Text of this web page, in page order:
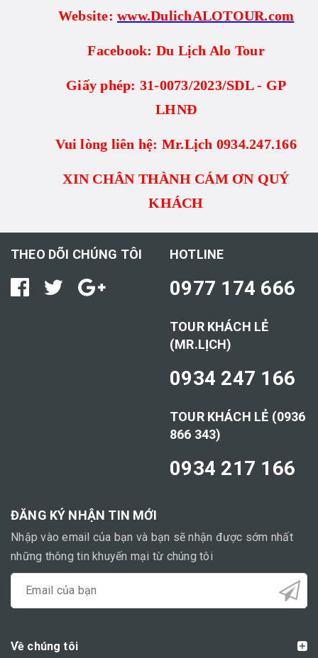
Website: www.DulichALOTOUR.com
Facebook: Du Lịch Alo Tour
Giấy phép: 31-0073/2023/SDL - GP
LHNĐ
Vui lòng liên hệ: Mr.Lịch 0934.247.166
XIN CHÂN THÀNH CÁM ƠN QUÝ
KHÁCH
THEO DÕI CHÚNG TÔI HOTLINE
0977 174 666
TOUR KHÁCH LẺ
(MR.LỊCH)
0934 247 166
TOUR KHÁCH LẺ (0936
866 343)
0934 217 166
ĐĂNG KÝ NHẬN TIN MỚI
Nhập vào email của bạn và bạn sẽ nhận được sớm nhất
những thông tin khuyến mại từ chúng tôi
Về chúng tôi